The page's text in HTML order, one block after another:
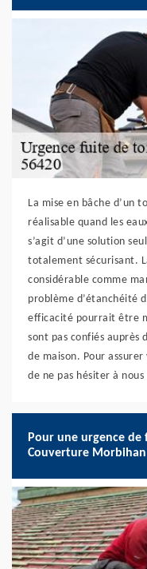
La mise en bâche d’un
réalisable quand les
s’agit d’une solution
totalement sécurisant.
considérable comme
problème d’étanchéité
efficacité pourrait être
sont pas confiés auprès
de maison. Pour
de ne pas hésiter à
Pour une urgence
Couverture